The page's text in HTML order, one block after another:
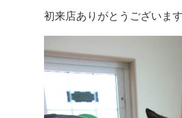
初来店ありがとうございま